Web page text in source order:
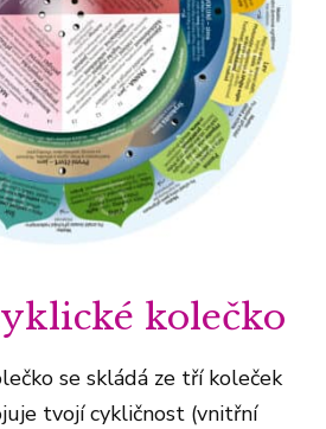
kolečko
se skládá ze tří koleček
tvojí cykličnost (vnitřní